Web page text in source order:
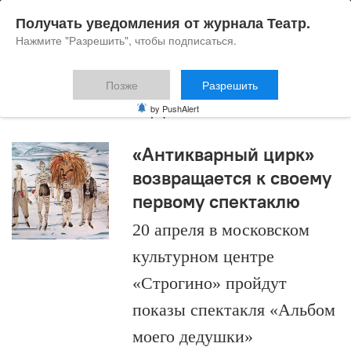
Елена Польди
«Антикварный цирк»
возвращается к своему
первому спектаклю
20 апреля в московском
культурном центре
«Строгино» пройдут
показы спектакля «Альбом
моего дедушки»
Получать уведомления от журнала Театр.
Нажмите "Разрешить", чтобы подписаться.
Позже Разрешить
by PushAlert